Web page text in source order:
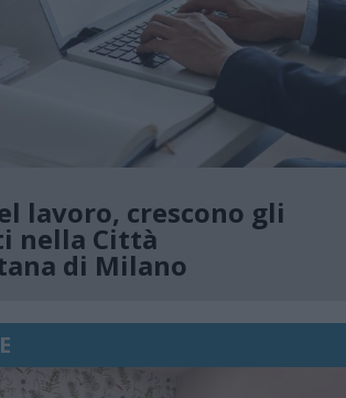
lavoro, crescono gli
nella Città
di Milano